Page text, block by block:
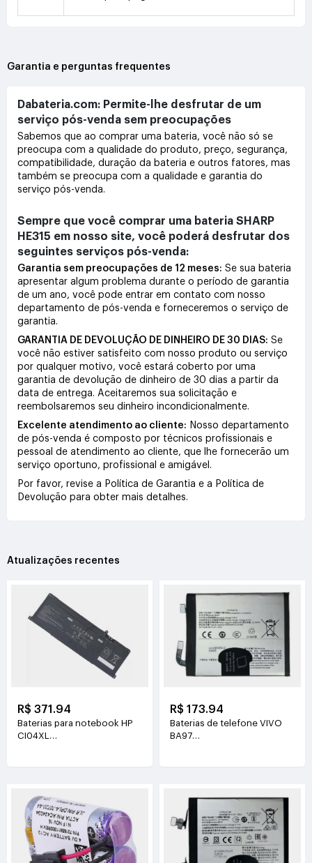
Garantia e perguntas frequentes
Dabateria.com: Permite-lhe desfrutar de um
serviço pós-venda sem preocupações
Sabemos que ao comprar uma bateria, você não só se
preocupa com a qualidade do produto, preço, segurança,
compatibilidade, duração da bateria e outros fatores, mas
também se preocupa com a qualidade e garantia do
serviço pós-venda.
Sempre que você comprar uma bateria SHARP
HE315 em nosso site, você poderá desfrutar dos
seguintes serviços pós-venda:
Garantia sem preocupações de 12 meses: Se sua bateria
apresentar algum problema durante o período de garantia
de um ano, você pode entrar em contato com nosso
departamento de pós-venda e forneceremos o serviço de
garantia.
GARANTIA DE DEVOLUÇÃO DE DINHEIRO DE 30 DIAS: Se
você não estiver satisfeito com nosso produto ou serviço
por qualquer motivo, você estará coberto por uma
garantia de devolução de dinheiro de 30 dias a partir da
data de entrega. Aceitaremos sua solicitação e
reembolsaremos seu dinheiro incondicionalmente.
Excelente atendimento ao cliente: Nosso departamento
de pós-venda é composto por técnicos profissionais e
pessoal de atendimento ao cliente, que lhe fornecerão um
serviço oportuno, profissional e amigável.
Por favor, revise a Política de Garantia e a Política de
Devolução para obter mais detalhes.
Atualizações recentes
R$ 371.94
Baterias para notebook HP
CI04XL
R$ 173.94
Baterias de telefone VIVO
BA97